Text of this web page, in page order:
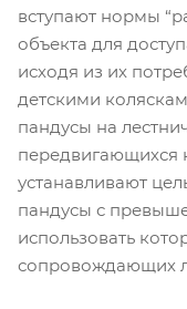
вступают нормы
объекта для
исходя из их
детскими
пандусы на
передвигающихся
устанавливают
пандусы с
использовать
сопровождающих